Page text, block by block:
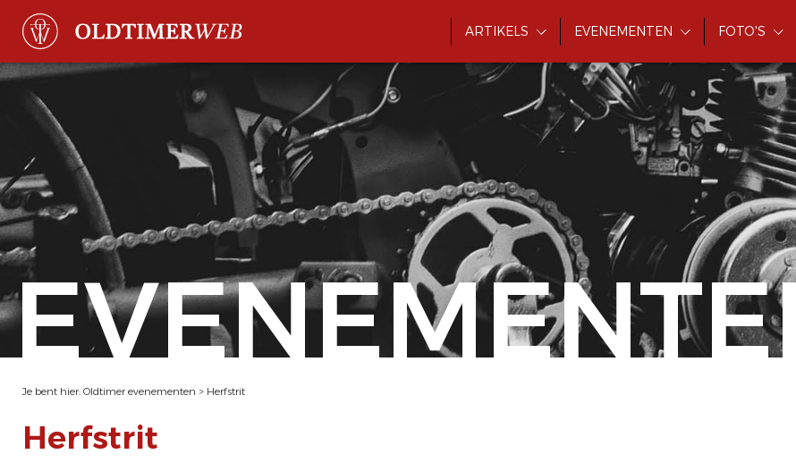
ARTIKELS EVENEMENTEN FOTO'S
Je bent hier: Oldtimer evenementen > Herfstrit
Herfstrit